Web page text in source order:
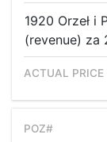
1920 Orzeł i
(revenue) za